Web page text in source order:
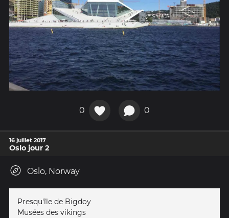
0 0
16 juillet 2017
Oslo jour 2
Oslo, Norway
Presqu'île de Bigdoy
Musées des vikings